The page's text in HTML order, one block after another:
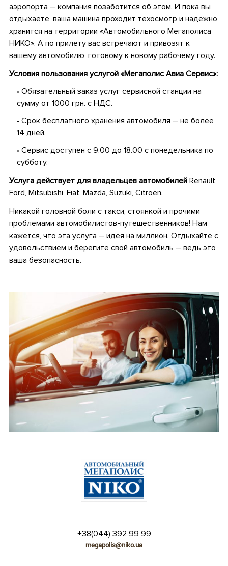
аэропорта – компания позаботится об этом. И пока вы
отдыхаете, ваша машина проходит техосмотр и надежно
хранится на территории «Автомобильного Мегаполиса
НИКО». А по прилету вас встречают и привозят к
вашему автомобилю, готовому к новому рабочему году.
Условия пользования услугой «Мегаполис Авиа Сервис»:
• Обязательный заказ услуг сервисной станции на
сумму от 1000 грн. с НДС.
• Срок бесплатного хранения автомобиля – не более
14 дней.
• Сервис доступен с 9.00 до 18.00 с понедельника по
субботу.
Услуга действует для владельцев автомобилейRenault,
Ford, Mitsubishi, Fiat, Mazda, Suzuki, Citroёn.
Никакой головной боли с такси, стоянкой и прочими
проблемами автомобилистов-путешественников! Нам
кажется, что эта услуга – идея на миллион. Отдыхайте с
удовольствием и берегите свой автомобиль – ведь это
ваша безопасность.
+38(044) 392 99 99
megapolis@niko.ua